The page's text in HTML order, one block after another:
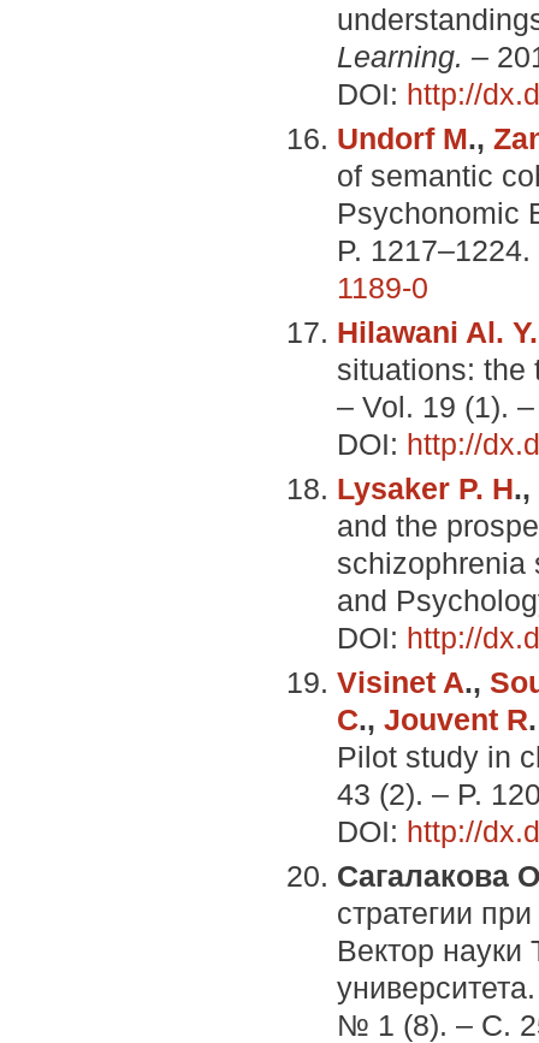
Learning. –
DOI: http://
Undorf M.,
of semantic
Psychonomic
P.
1189-0
Hilawani Al. Y.
situations: the
– Vol. 19 (1).
DOI: http://
Lysaker P. H.,
and the
schizophrenia
and
DOI: http://
Visinet A.,
C., Jouvent R
Pilot study in
43 (2). – P.
DOI: http://
Сагалакова
стратегии
Вектор науки
№ 1 (8). – С.